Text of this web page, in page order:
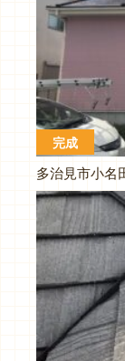
完成